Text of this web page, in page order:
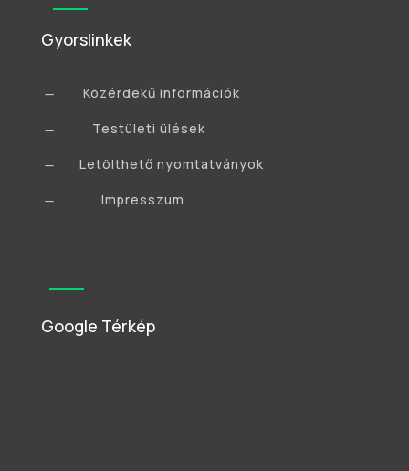
Gyorslinkek
K Közérdekű információk
K Testületi ülések
K Letölthető nyomtatványok
K Impresszum
Google Térkép